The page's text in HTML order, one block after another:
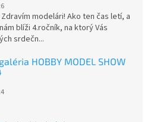
modelári! Ako ten čas letí, a
blíži 4.ročník, na ktorý Vás
srdečn...
HOBBY MODEL SHOW